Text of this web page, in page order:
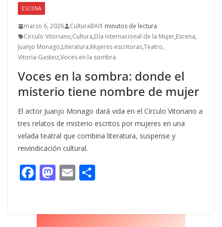
ESCENA
marzo 6, 2026 CulturaBAI1 minutos de lectura
Circulo Vitoriano,Cultura,Día Internacional de la Mujer,Escena,
Juanjo Monago,Literatura,Mujeres escritoras,Teatro,
Vitoria-Gasteiz,Voces en la sombra
Voces en la sombra: donde el
misterio tiene nombre de mujer
El actor Juanjo Monago dará vida en el Círculo Vitoriano a
tres relatos de misterio escritos por mujeres en una
velada teatral que combina literatura, suspense y
reivindicación cultural.
F
b
M
d
E
l p